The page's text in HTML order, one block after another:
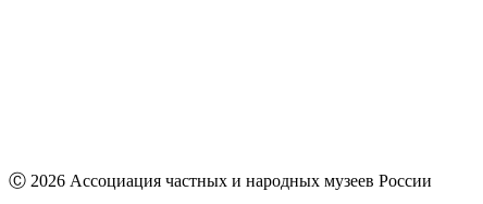
Ⓒ 2026 Ассоциация частных и народных музеев России